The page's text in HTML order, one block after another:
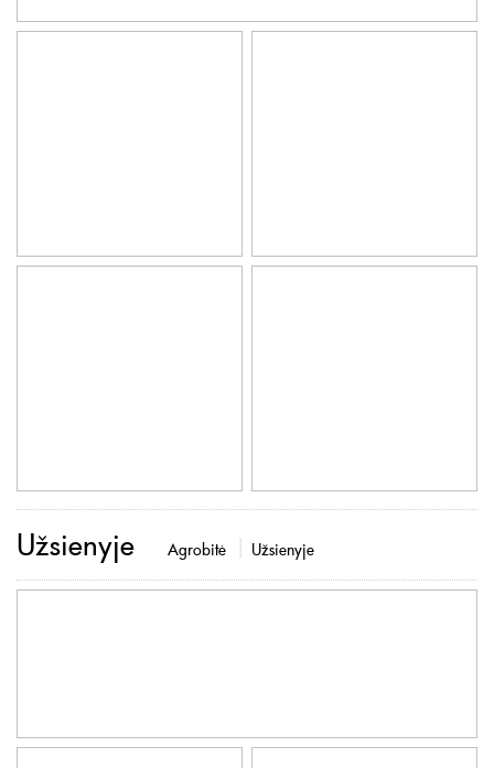
Užsienyje Agrobitė Užsienyje